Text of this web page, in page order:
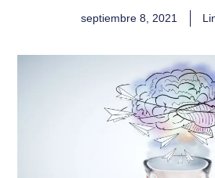
septiembre 8, 2021